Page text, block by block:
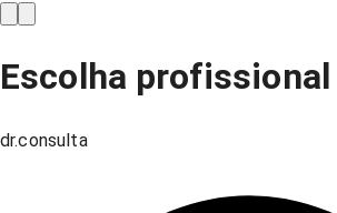
Escolha
dr.consulta